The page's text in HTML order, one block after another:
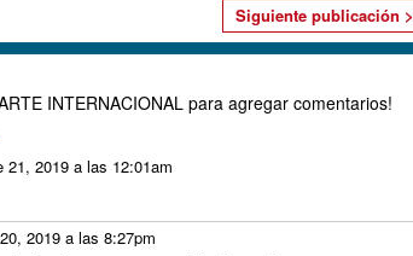
Siguiente publicación >
INTERNACIONAL para agregar comentarios!
2019 a las 12:01am
2019 a las 8:27pm